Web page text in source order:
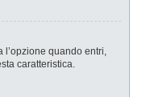
l’opzione quando entri,
caratteristica.